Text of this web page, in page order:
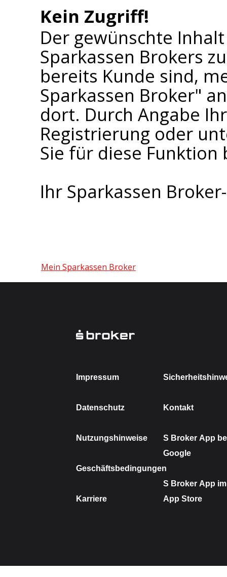
Kein Zugriff!
Der gewünschte
Sparkassen Brokers
bereits Kunde sind,
Sparkassen Broker"
dort. Durch Angabe
Registrierung oder
Sie für diese Funktion
Ihr Sparkassen
Mein Sparkassen Broker